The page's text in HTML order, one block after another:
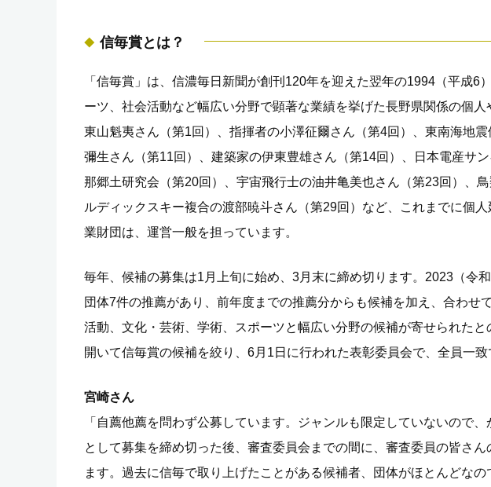
信毎賞とは？
「信毎賞」は、信濃毎日新聞が創刊120年を迎えた翌年の1994（平成6
ーツ、社会活動など幅広い分野で顕著な業績を挙げた長野県関係の個
東山魁夷さん（第1回）、指揮者の小澤征爾さん（第4回）、東南海地
彌生さん（第11回）、建築家の伊東豊雄さん（第14回）、日本電産サ
那郷土研究会（第20回）、宇宙飛行士の油井亀美也さん（第23回）、
ルディックスキー複合の渡部暁斗さん（第29回）など、これまでに個
業財団は、運営一般を担っています。
毎年、候補の募集は1月上旬に始め、3月末に締め切ります。2023（令
団体7件の推薦があり、前年度までの推薦分からも候補を加え、合わせ
活動、文化・芸術、学術、スポーツと幅広い分野の候補が寄せられた
開いて信毎賞の候補を絞り、6月1日に行われた表彰委員会で、全員一致
宮崎さん
「自薦他薦を問わず公募しています。ジャンルも限定していないので
として募集を締め切った後、審査委員会までの間に、審査委員の皆さ
ます。過去に信毎で取り上げたことがある候補者、団体がほとんどな